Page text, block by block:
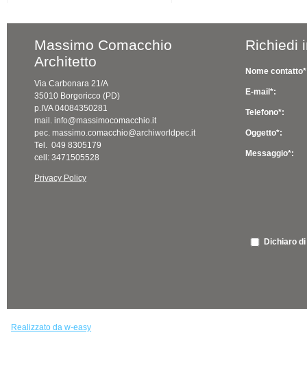
Massimo Comacchio
Architetto
Via Carbonara 21/A
35010 Borgoricco (PD)
p.IVA 04084350281
mail. info@massimocomacchio.it
pec. massimo.comacchio@archiworldpec.it
Tel. 049 8305179
cell: 3471505528
Privacy Policy
Richiedi
Nome
E-mail*:
Telefono*:
Oggetto*:
Messaggio*:
Dichiaro
Realizzato da w-easy